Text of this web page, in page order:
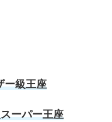
ー級王座
ーパー王座